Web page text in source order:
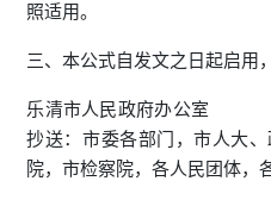
照适用。
三、本公式自发文之日起启用
乐清市人民政府办公
抄送：市委各部门，市人大
院，市检察院，各人民团体，